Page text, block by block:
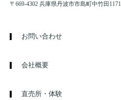
〒669-4302 兵庫県丹波市市島町中竹田1171
お問い合わせ
会社概要
直売所・体験